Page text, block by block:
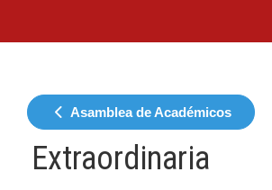
Asamblea de Académicos
Extraordinaria